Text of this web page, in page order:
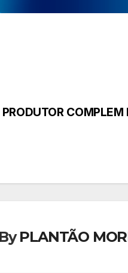
PRODUTOR COMPLEM
ByPLANTÃO